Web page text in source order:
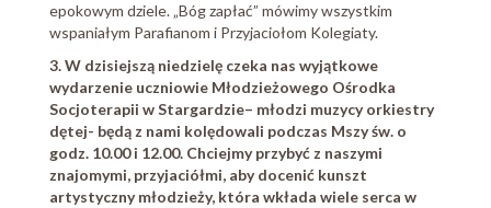
epokowym dziele. „Bóg zapłać” mówimy wszystkim
wspaniałym Parafianom i Przyjaciołom Kolegiaty.
3. W dzisiejszą niedzielę czeka nas wyjątkowe
wydarzenie uczniowie Młodzieżowego Ośrodka
Socjoterapii w Stargardzie– młodzi muzycy orkiestry
dętej- będą z nami kolędowali podczas Mszy św. o
godz. 10.00 i 12.00. Chciejmy przybyć z naszymi
znajomymi, przyjaciółmi, aby docenić kunszt
artystyczny młodzieży, która wkłada wiele serca w